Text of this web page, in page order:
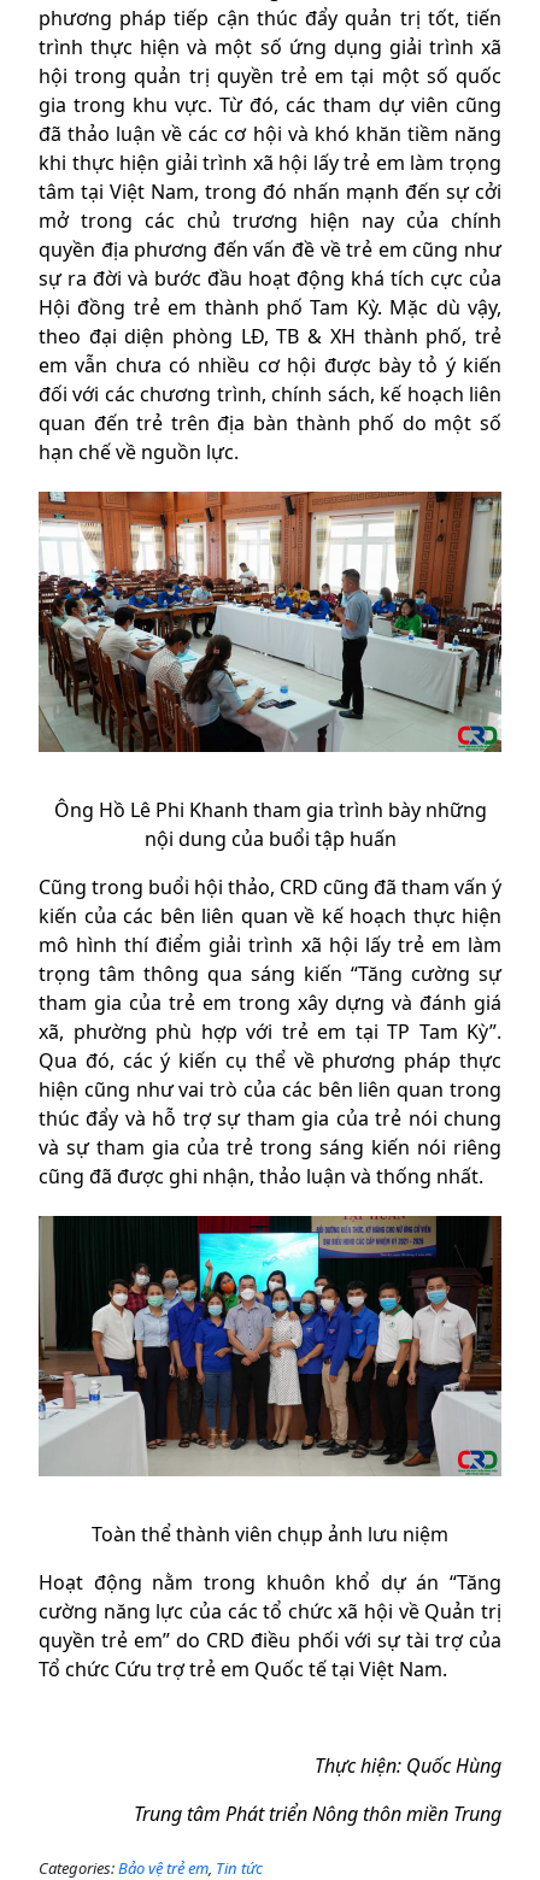
phương pháp tiếp cận thúc đẩy quản trị tốt, tiến
trình thực hiện và một số ứng dụng giải trình xã
hội trong quản trị quyền trẻ em tại một số quốc
gia trong khu vực. Từ đó, các tham dự viên cũng
đã thảo luận về các cơ hội và khó khăn tiềm năng
khi thực hiện giải trình xã hội lấy trẻ em làm trọng
tâm tại Việt Nam, trong đó nhấn mạnh đến sự cởi
mở trong các chủ trương hiện nay của chính
quyền địa phương đến vấn đề về trẻ em cũng như
sự ra đời và bước đầu hoạt động khá tích cực của
Hội đồng trẻ em thành phố Tam Kỳ. Mặc dù vậy,
theo đại diện phòng LĐ, TB & XH thành phố, trẻ
em vẫn chưa có nhiều cơ hội được bày tỏ ý kiến
đối với các chương trình, chính sách, kế hoạch liên
quan đến trẻ trên địa bàn thành phố do một số
hạn chế về nguồn lực.
Ông Hồ Lê Phi Khanh tham gia trình bày những
nội dung của buổi tập huấn
Cũng trong buổi hội thảo, CRD cũng đã tham vấn ý
kiến của các bên liên quan về kế hoạch thực hiện
mô hình thí điểm giải trình xã hội lấy trẻ em làm
trọng tâm thông qua sáng kiến “Tăng cường sự
tham gia của trẻ em trong xây dựng và đánh giá
xã, phường phù hợp với trẻ em tại TP Tam Kỳ”.
Qua đó, các ý kiến cụ thể về phương pháp thực
hiện cũng như vai trò của các bên liên quan trong
thúc đẩy và hỗ trợ sự tham gia của trẻ nói chung
và sự tham gia của trẻ trong sáng kiến nói riêng
cũng đã được ghi nhận, thảo luận và thống nhất.
Toàn thể thành viên chụp ảnh lưu niệm
Hoạt động nằm trong khuôn khổ dự án “Tăng
cường năng lực của các tổ chức xã hội về Quản trị
quyền trẻ em” do CRD điều phối với sự tài trợ của
Tổ chức Cứu trợ trẻ em Quốc tế tại Việt Nam.
Thực hiện: Quốc Hùng
Trung tâm Phát triển Nông thôn miền Trung
Categories:Bảo vệ trẻ em, Tin tức